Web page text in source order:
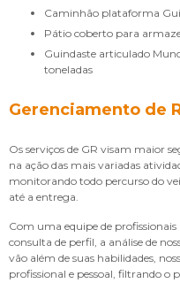
Caminhão plataforma
Pátio coberto para
Guindaste articulado Munck com capacidade de 5 ate 52.500
toneladas
Gerenciamento de
Os serviços de GR visam maior
na ação das mais variadas
monitorando todo percurso do
até a entrega.
Com uma equipe de
consulta de perfil, a análise de
vão além de suas habilidades,
profissional e pessoal, filtrando o